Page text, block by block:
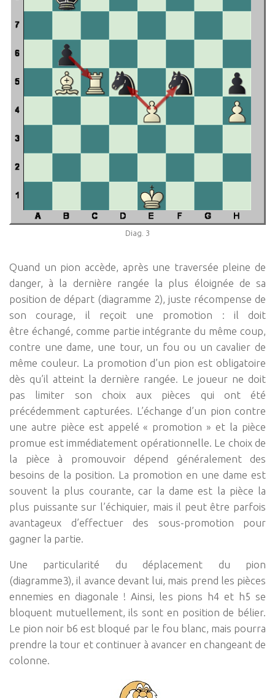
Diag. 3
Quand un pion accède, après une traversée pleine de
danger, à la dernière rangée la plus éloignée de sa
position de départ (diagramme 2), juste récompense de
son courage, il reçoit une promotion : il doit
être échangé, comme partie intégrante du même coup,
contre une dame, une tour, un fou ou un cavalier de
même couleur. La promotion d’un pion est obligatoire
dès qu’il atteint la dernière rangée. Le joueur ne doit
pas limiter son choix aux pièces qui ont été
précédemment capturées. L’échange d’un pion contre
une autre pièce est appelé « promotion » et la pièce
promue est immédiatement opérationnelle. Le choix de
la pièce à promouvoir dépend généralement des
besoins de la position. La promotion en une dame est
souvent la plus courante, car la dame est la pièce la
plus puissante sur l’échiquier, mais il peut être parfois
avantageux d’effectuer des sous-promotion pour
gagner la partie.
Une particularité du déplacement du pion
(diagramme3), il avance devant lui, mais prend les pièces
ennemies en diagonale ! Ainsi, les pions h4 et h5 se
bloquent mutuellement, ils sont en position de bélier.
Le pion noir b6 est bloqué par le fou blanc, mais pourra
prendre la tour et continuer à avancer en changeant de
colonne.